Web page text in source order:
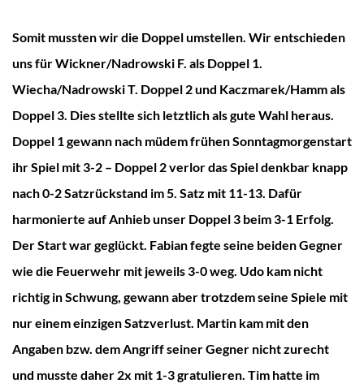
Somit mussten wir die Doppel umstellen. Wir entschieden
uns für Wickner/Nadrowski F. als Doppel 1.
Wiecha/Nadrowski T. Doppel 2 und Kaczmarek/Hamm als
Doppel 3. Dies stellte sich letztlich als gute Wahl heraus.
Doppel 1 gewann nach müdem frühen Sonntagmorgenstart
ihr Spiel mit 3-2 – Doppel 2 verlor das Spiel denkbar knapp
nach 0-2 Satzrückstand im 5. Satz mit 11-13. Dafür
harmonierte auf Anhieb unser Doppel 3 beim 3-1 Erfolg.
Der Start war geglückt. Fabian fegte seine beiden Gegner
wie die Feuerwehr mit jeweils 3-0 weg. Udo kam nicht
richtig in Schwung, gewann aber trotzdem seine Spiele mit
nur einem einzigen Satzverlust. Martin kam mit den
Angaben bzw. dem Angriff seiner Gegner nicht zurecht
und musste daher 2x mit 1-3 gratulieren. Tim hatte im